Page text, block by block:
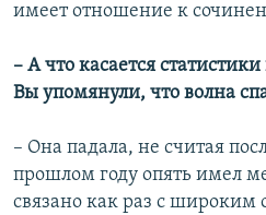
имеет отношение к
– А что касается
Вы упомянули, что волна
– Она падала, не считая
прошлом году опять имел
связано как раз с широким